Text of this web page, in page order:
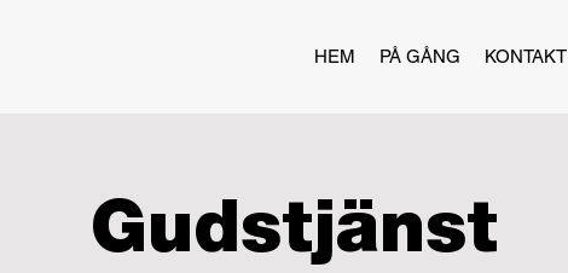
HEM PÅ GÅNG KONTAKT
Gudstjänst